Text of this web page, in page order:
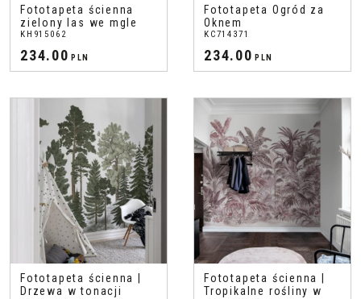
Fototapeta ścienna
zielony las we mgle
KH915062
234.00 PLN
Fototapeta Ogród za
Oknem
KC714371
234.00 PLN
Fototapeta ścienna |
Drzewa w tonacji
Fototapeta ścienna |
Tropikalne rośliny w